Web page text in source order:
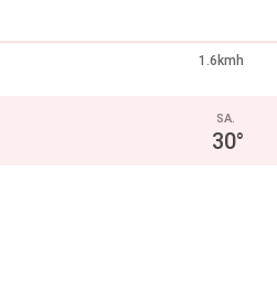
1.6kmh
SA.
30°